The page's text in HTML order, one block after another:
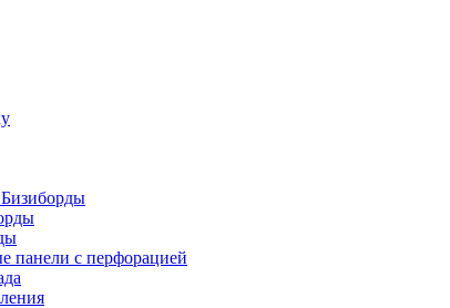
панели с перфорацией